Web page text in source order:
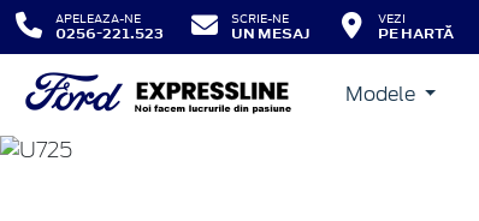
APELEAZA-NE
0256-221.523
SCRIE-NE
UN MESAJ
VEZI
PE HARTĂ
Modele
BRONCO